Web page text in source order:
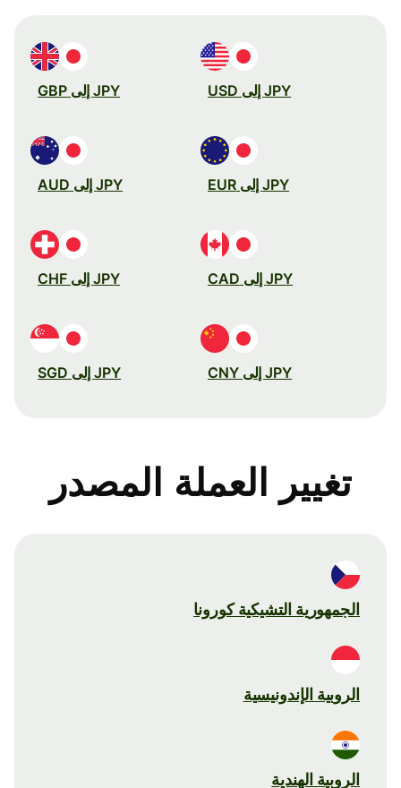
JPY إلى USD JPY إلى GBP
JPY إلى EUR JPY إلى AUD
JPY إلى CAD JPY إلى CHF
JPY إلى CNY JPY إلى SGD
تغيير العملة المصدر
الجمهورية التشيكية كورونا
الروبية الإندونيسية
الروبية الهندية